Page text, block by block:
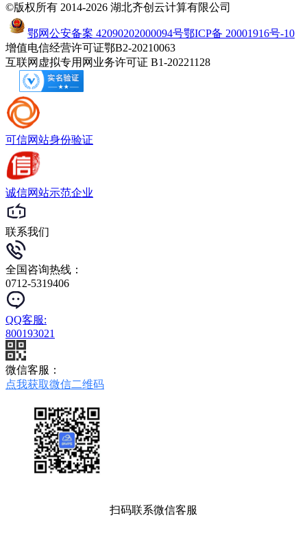
©版权所有 2014-2026 湖北齐创云计算有限公司
鄂网公安备案 42090202000094号鄂ICP备 20001916号-10
增值电信经营许可证鄂B2-20210063
互联网虚拟专用网业务许可证 B1-20221128
可信网站身份验证
诚信网站示范企业
联系我们
全国咨询热线：
0712-5319406
QQ客服:
800193021
微信客服：
点我获取微信二维码
扫码联系微信客服